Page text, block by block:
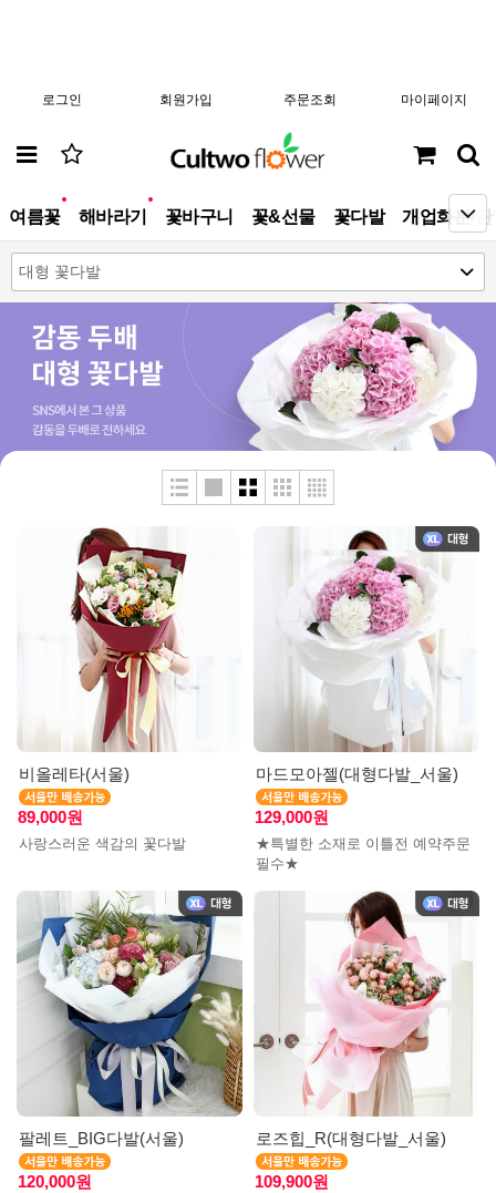
로그인 회원가입 주문조회 마이페이지
여름꽃 해바라기 꽃바구니 꽃&선물 꽃다발 개업화분/
비올레타(서울)
89,000원
사랑스러운 색감의 꽃다발
마드모아젤(대형다발_서울)
129,000원
★특별한 소재로 이틀전 예약주문
필수★
팔레트_BIG다발(서울)
120,000원
로즈힙_R(대형다발_서울)
109,900원